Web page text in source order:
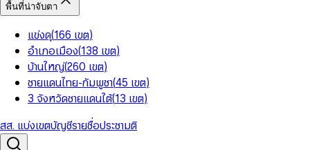
พื้นที่น่าจับตา
แข่งดุ(166 เขต)
อำเภอเมือง(138 เขต)
บ้านใหญ่(260 เขต)
ชายแดนไทย-กัมพูชา(45 เขต)
3 จังหวัดชายแดนใต้(13 เขต)
สส. แบ่งเขตบัญชีรายชื่อประชามติ